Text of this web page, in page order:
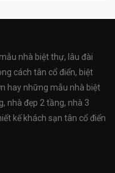
nhà biệt thự, lâu đài
cách tân cổ điển, biệt
hay những mẫu nhà biệt
nhà đẹp 2 tầng, nhà 3
kế khách sạn tân cổ điển